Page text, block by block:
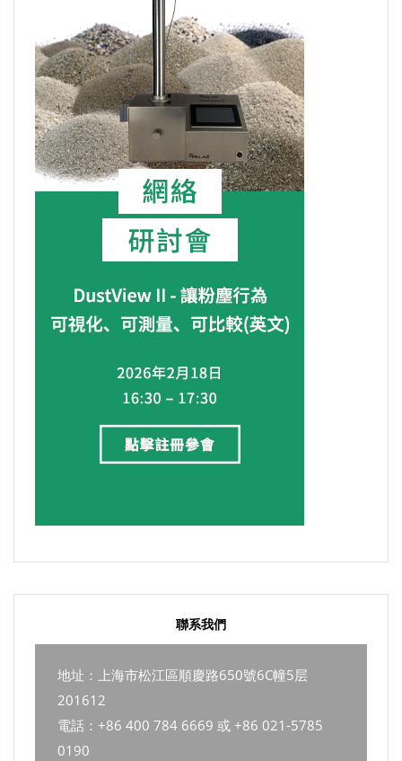
聯系我們
地址：上海市松江區順慶路650號6C幢5层
201612
電話：+86 400 784 6669 或 +86 021-5785
0190